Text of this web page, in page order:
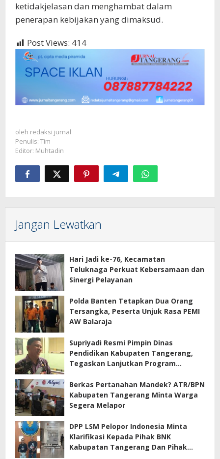
ketidakjelasan dan menghambat dalam
penerapan kebijakan yang dimaksud.
Post Views: 414
oleh redaksi jurnal
Penulis: Tim
Editor: Muhtadin
Jangan Lewatkan
Hari Jadi ke-76, Kecamatan
Teluknaga Perkuat Kebersamaan dan
Sinergi Pelayanan
Polda Banten Tetapkan Dua Orang
Tersangka, Peserta Unjuk Rasa PEMI
AW Balaraja
Supriyadi Resmi Pimpin Dinas
Pendidikan Kabupaten Tangerang,
Tegaskan Lanjutkan Program
Berkas Pertanahan Mandek? ATR/BPN
Kabupaten Tangerang Minta Warga
Segera Melapor
DPP LSM Pelopor Indonesia Minta
Klarifikasi Kepada Pihak BNK
Kabupatan Tangerang Dan Pihak